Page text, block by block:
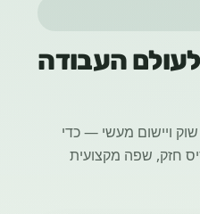
העבודה
ויישום מעשי — כדי
חזק, שפה מקצועית